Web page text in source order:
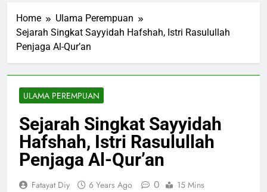
Home
Ulama Perempuan
Sejarah Singkat Sayyidah Hafshah, Istri Rasulullah
Penjaga Al-Qur’an
ULAMA PEREMPUAN
Sejarah Singkat Sayyidah
Hafshah, Istri Rasulullah
Penjaga Al-Qur’an
Fatayat Diy 6 Years Ago 0 15 Mins